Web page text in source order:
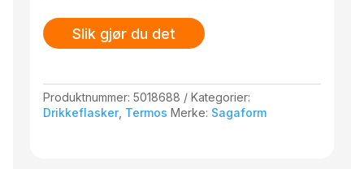
Slik gjør du det
Produktnummer:5018688
Kategorier:
Drikkeflasker, Termos Merke: Sagaform